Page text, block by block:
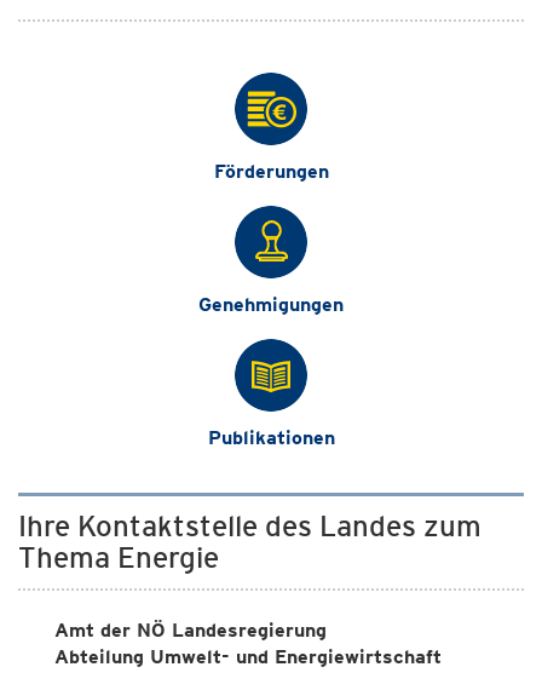
Förderungen
Genehmigungen
Publikationen
Ihre Kontaktstelle des Landes zum
Thema Energie
Amt der NÖ Landesregierung
Abteilung Umwelt- und Energiewirtschaft